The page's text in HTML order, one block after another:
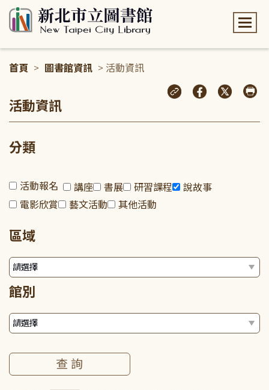
首頁 > 圖書館資訊 > 活動資訊
活動資訊
分類
活動報名 講座 書展 研習課程
說故事
電影欣賞
藝文活動 其他活動
區域
館別